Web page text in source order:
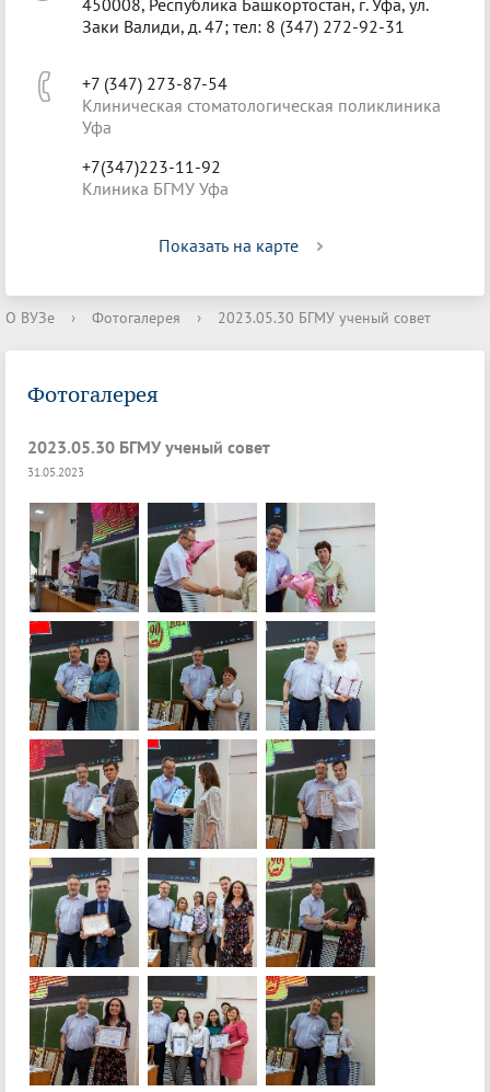
450008, Республика Башкортостан, г. Уфа, ул.
Заки Валиди, д. 47; тел: 8 (347) 272-92-31
+7 (347) 273-87-54
Клиническая стоматологическая поликлиника
Уфа
+7(347)223-11-92
Клиника БГМУ Уфа
Показать на карте
О ВУЗе › Фотогалерея › 2023.05.30 БГМУ ученый совет
Фотогалерея
2023.05.30 БГМУ ученый совет
31.05.2023